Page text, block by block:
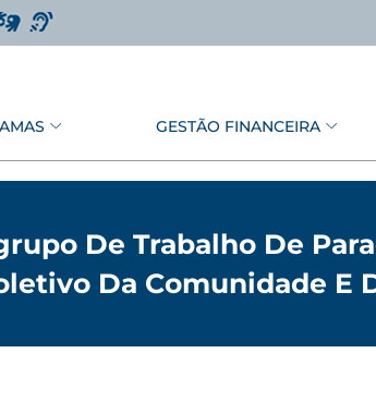
GESTÃO FINANCEIRA
De Trabalho De
Da Comunidade E